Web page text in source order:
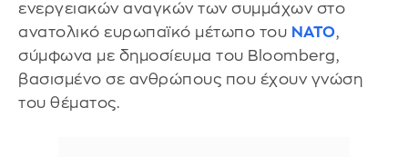
ενεργειακών αναγκών των συμμάχων στο
ανατολικό ευρωπαϊκό μέτωπο του ΝΑΤΟ,
σύμφωνα με δημοσίευμα του Bloomberg,
βασισμένο σε ανθρώπους που έχουν γνώση
του θέματος.